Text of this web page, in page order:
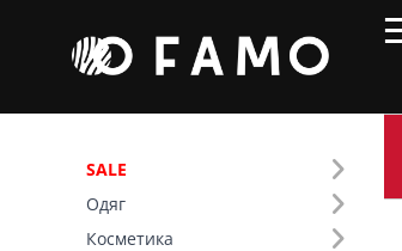
SALE
Одяг
Косметика